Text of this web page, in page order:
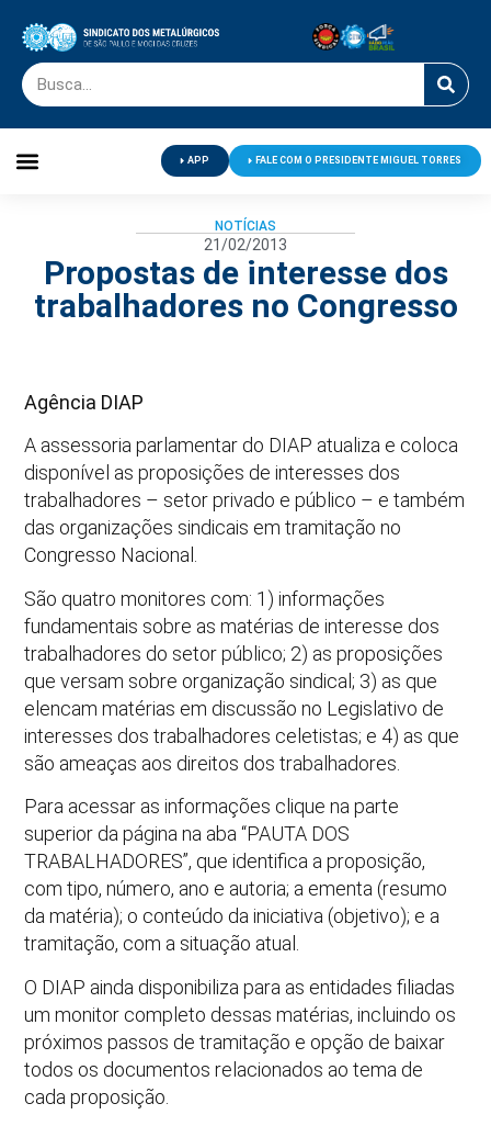
APP FALE COM O PRESIDENTE MIGUEL TORRES
NOTÍCIAS
21/02/2013
Propostas de interesse dos
trabalhadores no Congresso
Agência DIAP
A assessoria parlamentar do DIAP atualiza e coloca
disponível as proposições de interesses dos
trabalhadores – setor privado e público – e também
das organizações sindicais em tramitação no
Congresso Nacional.
São quatro monitores com: 1) informações
fundamentais sobre as matérias de interesse dos
trabalhadores do setor público; 2) as proposições
que versam sobre organização sindical; 3) as que
elencam matérias em discussão no Legislativo de
interesses dos trabalhadores celetistas; e 4) as que
são ameaças aos direitos dos trabalhadores.
Para acessar as informações clique na parte
superior da página na aba “PAUTA DOS
TRABALHADORES”, que identifica a proposição,
com tipo, número, ano e autoria; a ementa (resumo
da matéria); o conteúdo da iniciativa (objetivo); e a
tramitação, com a situação atual.
O DIAP ainda disponibiliza para as entidades filiadas
um monitor completo dessas matérias, incluindo os
próximos passos de tramitação e opção de baixar
todos os documentos relacionados ao tema de
cada proposição.